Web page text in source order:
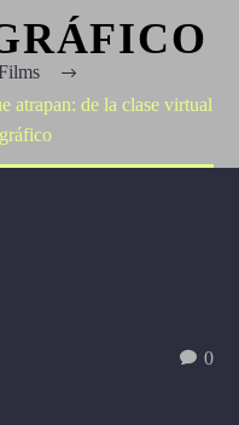
atrapan: de la clase virtual
0